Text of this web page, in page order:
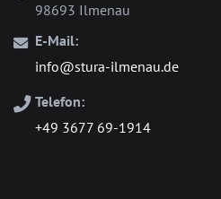
98693 Ilmenau
E-Mail:
info@stura-ilmenau.de
Telefon:
+49 3677 69-1914